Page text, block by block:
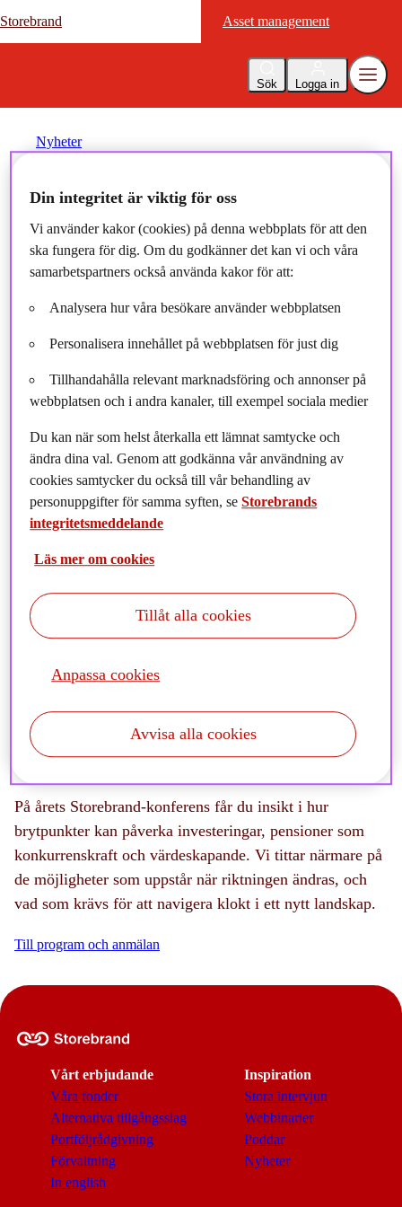
Storebrand Asset management
Sök Logga in
Storebrand Asset management
Nyheter
Storebrand-konferensen
2026: Vid brytpunkten - när
världen ändrar riktning
demografiska förändringar och nya ekonomiska realiteter
utmanar den förutsägbarhet vi länge tagit för given.
Samtidigt sätts enighet, samarbete och etablerade
allianser på prov.
På årets Storebrand-konferens får du insikt i hur
brytpunkter kan påverka investeringar, pensioner som
konkurrenskraft och värdeskapande. Vi tittar närmare på
de möjligheter som uppstår när riktningen ändras, och
vad som krävs för att navigera klokt i ett nytt landskap.
Till program och anmälan
Vårt erbjudande
Våra fonder
Alternativa tillgångsslag
Portföljrådgivning
Förvaltning
In english
Inspiration
Stora intervjun
Webbinarier
Poddar
Nyheter
Din integritet är viktig för oss
Vi använder kakor (cookies) på denna webbplats för att den
ska fungera för dig. Om du godkänner det kan vi och våra
samarbetspartners också använda kakor för att:
Analysera hur våra besökare använder webbplatsen
Personalisera innehållet på webbplatsen för just dig
Tillhandahålla relevant marknadsföring och annonser på
webbplatsen och i andra kanaler, till exempel sociala medier
Du kan när som helst återkalla ett lämnat samtycke och
ändra dina val. Genom att godkänna vår användning av
cookies samtycker du också till vår behandling av
personuppgifter för samma syften, seStorebrands
integritetsmeddelande
Läs mer om cookies
Anpassa cookies
Avvisa alla cookies
Tillåt alla cookies